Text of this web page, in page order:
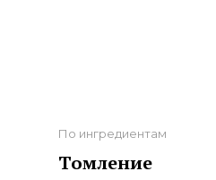
Categories
По ингредиентам
Томление